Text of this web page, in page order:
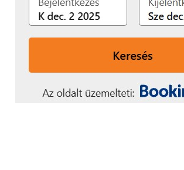
kivitel
40 000 lumen fényerő,
képek
Porvédett optika,
és léghűtés a fokozott
érdekében.